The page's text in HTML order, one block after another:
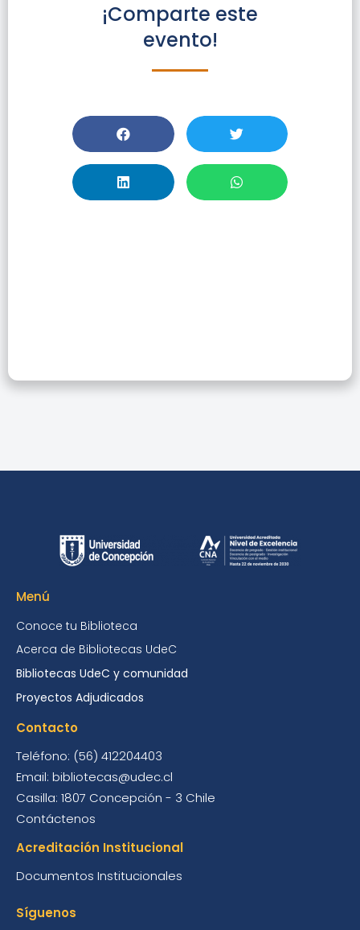
¡Comparte este
evento!
Menú
Conoce tu Biblioteca
Acerca de Bibliotecas UdeC
Bibliotecas UdeC y comunidad
Proyectos Adjudicados
Contacto
Teléfono: (56) 412204403
Email: bibliotecas@udec.cl
Casilla: 1807 Concepción - 3 Chile
Contáctenos
Acreditación Institucional
Documentos Institucionales
Síguenos